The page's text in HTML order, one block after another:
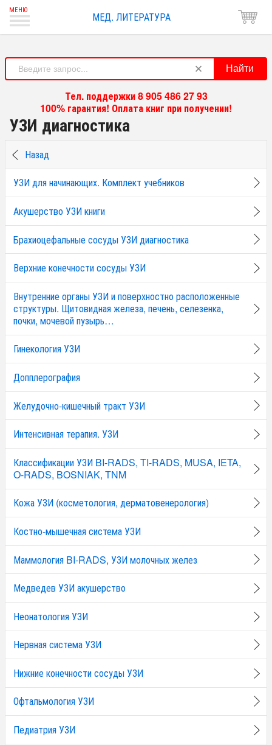
МЕД. ЛИТЕРАТУРА
Найти
Тел. поддержки 8 905 486 27 93
100% гарантия! Оплата книг при получении!
УЗИ диагностика
Назад
УЗИ для начинающих. Комплект учебников
Акушерство УЗИ книги
Брахиоцефальные сосуды УЗИ диагностика
Верхние конечности сосуды УЗИ
Внутренние органы УЗИ и поверхностно расположенные
структуры. Щитовидная железа, печень, селезенка,
почки, мочевой пузырь…
Гинекология УЗИ
Допплерография
Желудочно-кишечный тракт УЗИ
Интенсивная терапия. УЗИ
Классификации УЗИ BI-RADS, TI-RADS, MUSA, IETA,
O-RADS, BOSNIAK, TNM
Кожа УЗИ (косметология, дерматовенерология)
Костно-мышечная система УЗИ
Маммология BI-RADS, УЗИ молочных желез
Медведев УЗИ акушерство
Неонатология УЗИ
Нервная система УЗИ
Нижние конечности сосуды УЗИ
Офтальмология УЗИ
Педиатрия УЗИ